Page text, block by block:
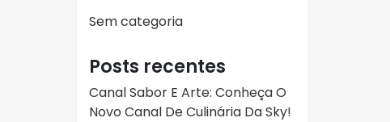
Sem categoria
Posts recentes
Canal Sabor E Arte: Conheça O
Novo Canal De Culinária Da Sky!